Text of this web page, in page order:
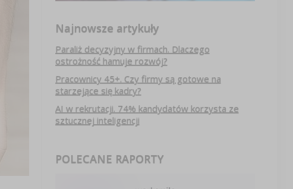
Najnowsze artykuły
Paraliż decyzyjny w firmach. Dlaczego
ostrożność hamuje rozwój?
Pracownicy 45+. Czy firmy są gotowe na
starzejące się kadry?
AI w rekrutacji. 74% kandydatów korzysta ze
sztucznej inteligencji
POLECANE RAPORTY